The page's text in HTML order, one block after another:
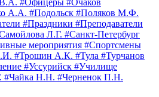
#Офицеры #Очаков
А.А. #Подольск #Поляков М.Ф.
#Праздники #Преподаватели
Л.Г. #Санкт-Петербург
мероприятия #Спортсмены
#Трошин А.К. #Тула #Турчанов
#Уссурийск #Училище
#Чайка Н.Н. #Черненок П.Н.